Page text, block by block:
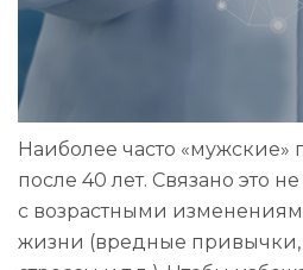
Наиболее часто
после 40 лет. Связано это
с возрастными
жизни (вредные привычки,